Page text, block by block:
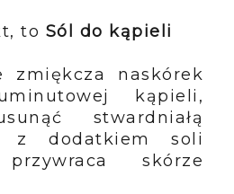
to Sól do kąpieli
zmiękcza naskórek
kąpieli,
stwardniałą
z dodatkiem soli
skórze